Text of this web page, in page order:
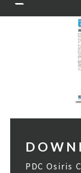
PDC Osiris